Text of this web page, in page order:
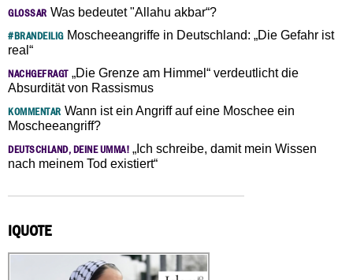
GLOSSAR Was bedeutet "Allahu akbar“?
#BRANDEILIGMoscheeangriffe in Deutschland: „Die Gefahr ist
real“
NACHGEFRAGT„Die Grenze am Himmel“ verdeutlicht die
Absurdität von Rassismus
KOMMENTAR Wann ist ein Angriff auf eine Moschee ein
Moscheeangriff?
DEUTSCHLAND, DEINE UMMA! „Ich schreibe, damit mein Wissen
nach meinem Tod existiert“
IQUOTE